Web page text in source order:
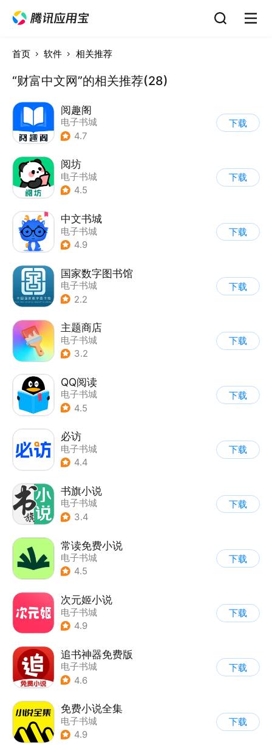
首页 软件 相关推荐
“财富中文网”的相关推荐(28)
阅趣阁
电子书城
4.7
下载
阅坊
电子书城
4.5
下载
中文书城
电子书城
4.9
下载
国家数字图书馆
电子书城
2.2
下载
主题商店
电子书城
3.2
下载
QQ阅读
电子书城
4.5
下载
必访
电子书城
4.4
下载
书旗小说
电子书城
3.4
下载
常读免费小说
电子书城
4.5
下载
次元姬小说
电子书城
4.9
下载
追书神器免费版
电子书城
4.6
下载
免费小说全集
电子书城
4.9
下载